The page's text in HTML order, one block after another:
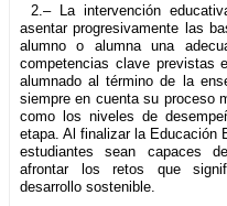
2.– La intervención
asentar progresivamente las
alumno o alumna una
competencias clave previstas
alumnado al término de la
siempre en cuenta su proceso
como los niveles de
etapa. Al finalizar la Educación
estudiantes sean capaces
afrontar los retos que
desarrollo sostenible.